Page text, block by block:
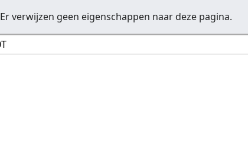
Er verwijzen geen eigenschappen naar deze pagina.